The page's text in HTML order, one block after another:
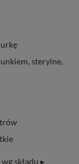
sterylne,
składu ▸